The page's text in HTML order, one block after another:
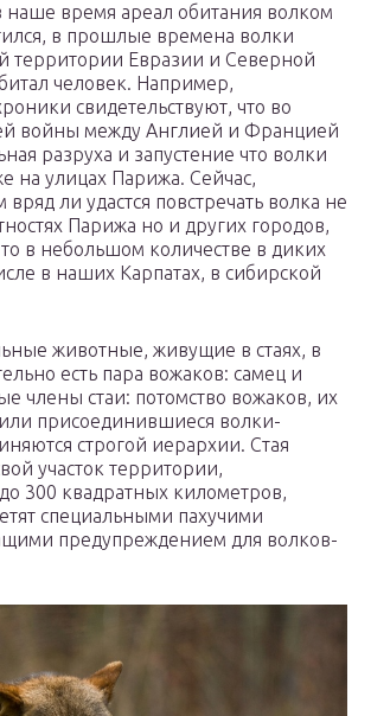
время ареал обитания волком
в прошлые времена волки
территории Евразии и Северной
человек. Например,
свидетельствуют, что во
войны между Англией и Францией
разруха и запустение что волки
на улицах Парижа. Сейчас,
вряд ли удастся повстречать волка не
Парижа но и других городов,
в небольшом количестве в диких
в наших Карпатах, в сибирской
животные, живущие в стаях, в
есть пара вожаков: самец и
члены стаи: потомство вожаков, их
присоединившиеся волки-
строгой иерархии. Стая
участок территории,
300 квадратных километров,
специальными пахучими
предупреждением для волков-